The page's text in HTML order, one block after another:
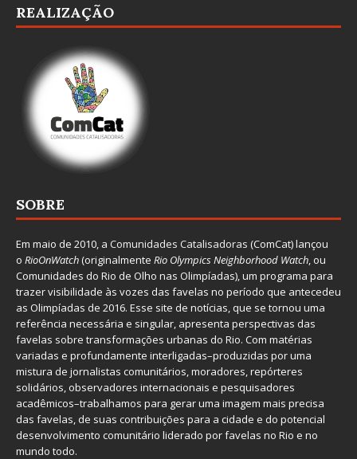
REALIZAÇÃO
SOBRE
Em maio de 2010, a Comunidades Catalisadoras (ComCat) lançou
o RioOnWatch(originalmente Rio Olympics Neighborhood Watch , ou
Comunidades do Rio de Olho nas Olimpíadas), um programa para
trazer visibilidade às vozes das favelas no período que antecedeu
as Olimpíadas de 2016. Esse site de notícias, que se tornou uma
referência necessária e singular, apresenta perspectivas das
favelas sobre transformações urbanas do Rio. Com matérias
variadas e profundamente interligadas–produzidas por uma
mistura de jornalistas comunitários, moradores, repórteres
solidários, observadores internacionais e pesquisadores
acadêmicos–trabalhamos para gerar uma imagem mais precisa
das favelas, de suas contribuições para a cidade e do potencial
desenvolvimento comunitário liderado por favelas no Rio e no
mundo todo.